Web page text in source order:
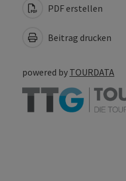
PDF erstellen
Beitrag drucken
powered by TOURDATA